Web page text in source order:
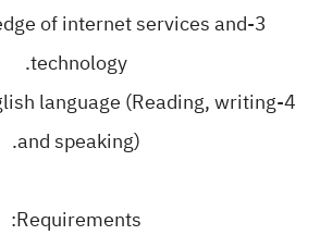
of internet services and
technology.
language (Reading, writing
and speaking).
Requirements: